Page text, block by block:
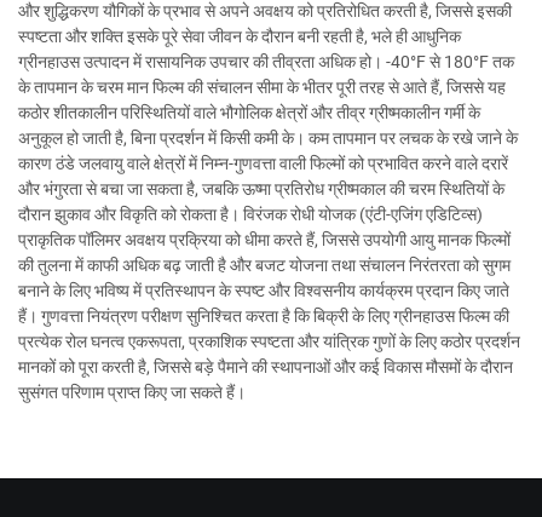
और शुद्धिकरण यौगिकों के प्रभाव से अपने अवक्षय को प्रतिरोधित करती है, जिससे इसकी
स्पष्टता और शक्ति इसके पूरे सेवा जीवन के दौरान बनी रहती है, भले ही आधुनिक
ग्रीनहाउस उत्पादन में रासायनिक उपचार की तीव्रता अधिक हो। -40°F से 180°F तक
के तापमान के चरम मान फिल्म की संचालन सीमा के भीतर पूरी तरह से आते हैं, जिससे यह
कठोर शीतकालीन परिस्थितियों वाले भौगोलिक क्षेत्रों और तीव्र ग्रीष्मकालीन गर्मी के
अनुकूल हो जाती है, बिना प्रदर्शन में किसी कमी के। कम तापमान पर लचक के रखे जाने के
कारण ठंडे जलवायु वाले क्षेत्रों में निम्न-गुणवत्ता वाली फिल्मों को प्रभावित करने वाले दरारें
और भंगुरता से बचा जा सकता है, जबकि ऊष्मा प्रतिरोध ग्रीष्मकाल की चरम स्थितियों के
दौरान झुकाव और विकृति को रोकता है। विरंजक रोधी योजक (एंटी-एजिंग एडिटिव्स)
प्राकृतिक पॉलिमर अवक्षय प्रक्रिया को धीमा करते हैं, जिससे उपयोगी आयु मानक फिल्मों
की तुलना में काफी अधिक बढ़ जाती है और बजट योजना तथा संचालन निरंतरता को सुगम
बनाने के लिए भविष्य में प्रतिस्थापन के स्पष्ट और विश्वसनीय कार्यक्रम प्रदान किए जाते
हैं। गुणवत्ता नियंत्रण परीक्षण सुनिश्चित करता है कि बिक्री के लिए ग्रीनहाउस फिल्म की
प्रत्येक रोल घनत्व एकरूपता, प्रकाशिक स्पष्टता और यांत्रिक गुणों के लिए कठोर प्रदर्शन
मानकों को पूरा करती है, जिससे बड़े पैमाने की स्थापनाओं और कई विकास मौसमों के दौरान
सुसंगत परिणाम प्राप्त किए जा सकते हैं।